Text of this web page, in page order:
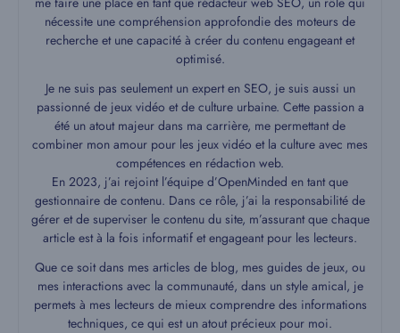
nécessite une compréhension approfondie des moteurs de
recherche et une capacité à créer du contenu engageant et
optimisé.
Je ne suis pas seulement un expert en SEO, je suis aussi un
passionné de jeux vidéo et de culture urbaine. Cette passion a
été un atout majeur dans ma carrière, me permettant de
combiner mon amour pour les jeux vidéo et la culture avec mes
compétences en rédaction web.
En 2023, j’ai rejoint l’équipe d’OpenMinded en tant que
gestionnaire de contenu. Dans ce rôle, j’ai la responsabilité de
gérer et de superviser le contenu du site, m’assurant que chaque
article est à la fois informatif et engageant pour les lecteurs.
Que ce soit dans mes articles de blog, mes guides de jeux, ou
mes interactions avec la communauté, dans un style amical, je
permets à mes lecteurs de mieux comprendre des informations
techniques, ce qui est un atout précieux pour moi.